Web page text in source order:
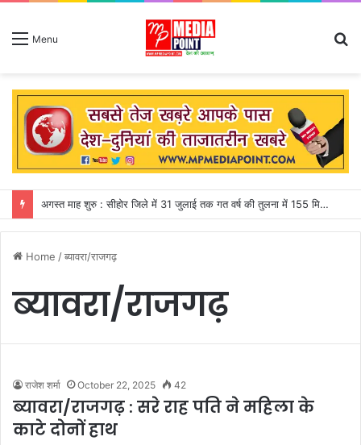
Menu
अगस्त माह शुरु : सीहोर जिले में 31 जुलाई तक गत वर्ष की तुलना में 155 मिमी पीछे चल रही बारिश
Home /ब्यावरा/राजगढ़
ब्यावरा/राजगढ़
राजेश शर्मा October 22, 2025 42
ब्यावरा/राजगढ़ : सरे राह पति ने महिला के
काटे दोनों हाथ